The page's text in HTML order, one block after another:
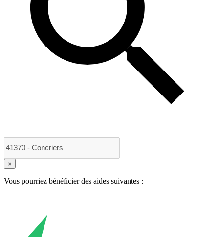
×
Vous pourriez bénéficier des aides suivantes :